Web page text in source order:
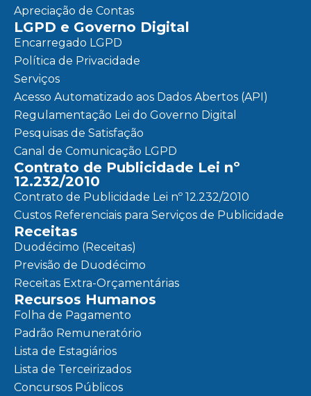
Apreciação de Contas
LGPD e Governo Digital
Encarregado LGPD
Política de Privacidade
Serviços
Acesso Automatizado aos Dados Abertos (API)
Regulamentação Lei do Governo Digital
Pesquisas de Satisfação
Canal de Comunicação LGPD
Contrato de Publicidade Lei nº
12.232/2010
Contrato de Publicidade Lei nº 12.232/2010
Custos Referenciais para Serviços de Publicidade
Receitas
Duodécimo (Receitas)
Previsão de Duodécimo
Receitas Extra-Orçamentárias
Recursos Humanos
Folha de Pagamento
Padrão Remuneratório
Lista de Estagiários
Lista de Terceirizados
Concursos Públicos